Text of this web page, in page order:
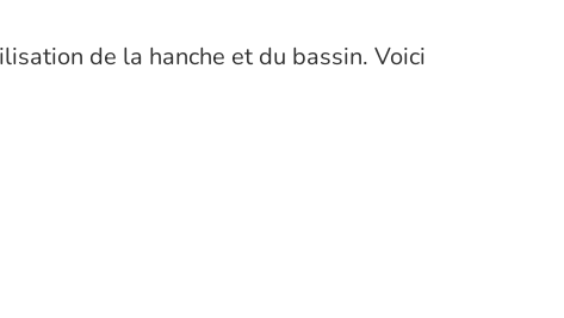
de la hanche et du bassin. Voici